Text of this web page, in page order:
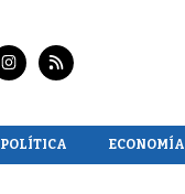
POLÍTICA ECONOMÍA